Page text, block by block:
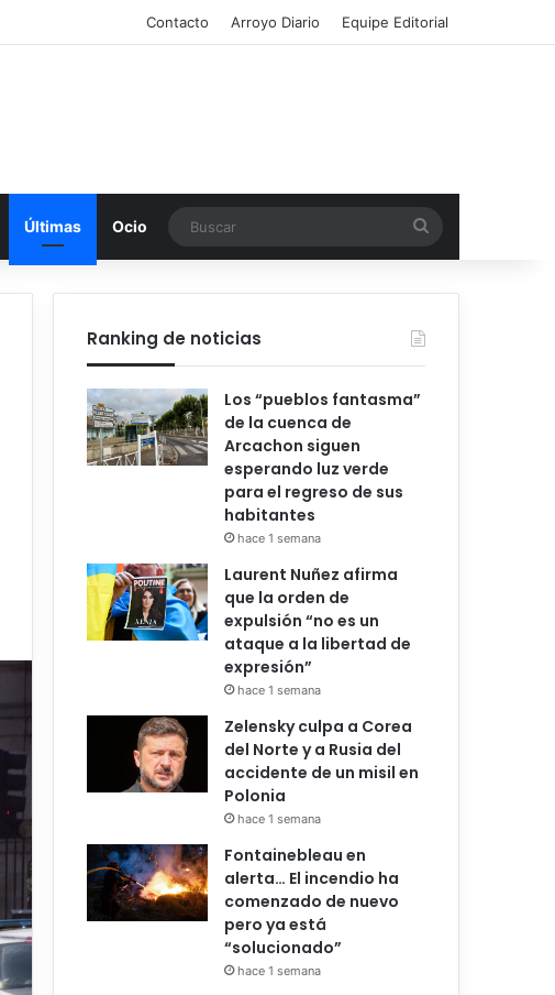
Contacto Arroyo Diario Equipe Editorial
Últimas Ocio
Ranking de noticias
Los “pueblos fantasma”
de la cuenca de
Arcachon siguen
esperando luz verde
para el regreso de sus
habitantes
hace 1 semana
Laurent Nuñez afirma
que la orden de
expulsión “no es un
ataque a la libertad de
expresión”
hace 1 semana
Zelensky culpa a Corea
del Norte y a Rusia del
accidente de un misil en
Polonia
hace 1 semana
Fontainebleau en
alerta… El incendio ha
comenzado de nuevo
pero ya está
“solucionado”
hace 1 semana